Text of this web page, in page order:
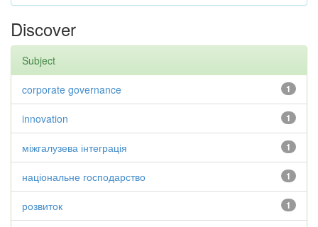
Discover
Subject
1
corporate governance
1
innovation
1
міжгалузева інтеграція
1
національне господарство
1
розвиток